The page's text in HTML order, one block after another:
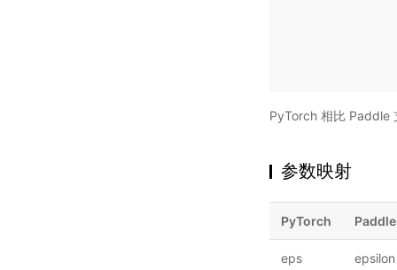
PyTorch 相比 Paddle
参数映射
PyTorch
eps epsilon